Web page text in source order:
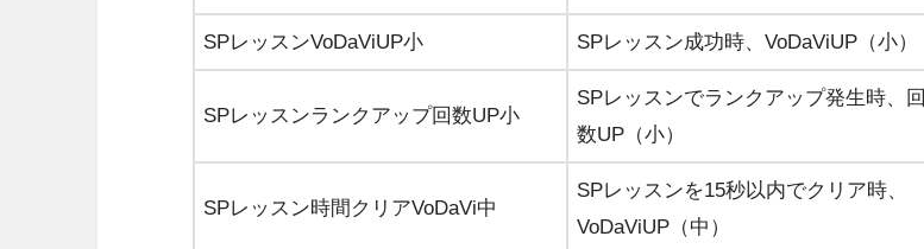
SPレッスンVoDaViUP小 SPレッスン成功時、VoDaViUP（小）
SPレッスンランクアップ回数UP小
SPレッスンでランクアップ発生時、回
数UP（小）
SPレッスン時間クリアVoDaVi中
SPレッスンを15秒以内でクリア時、
VoDaViUP（中）